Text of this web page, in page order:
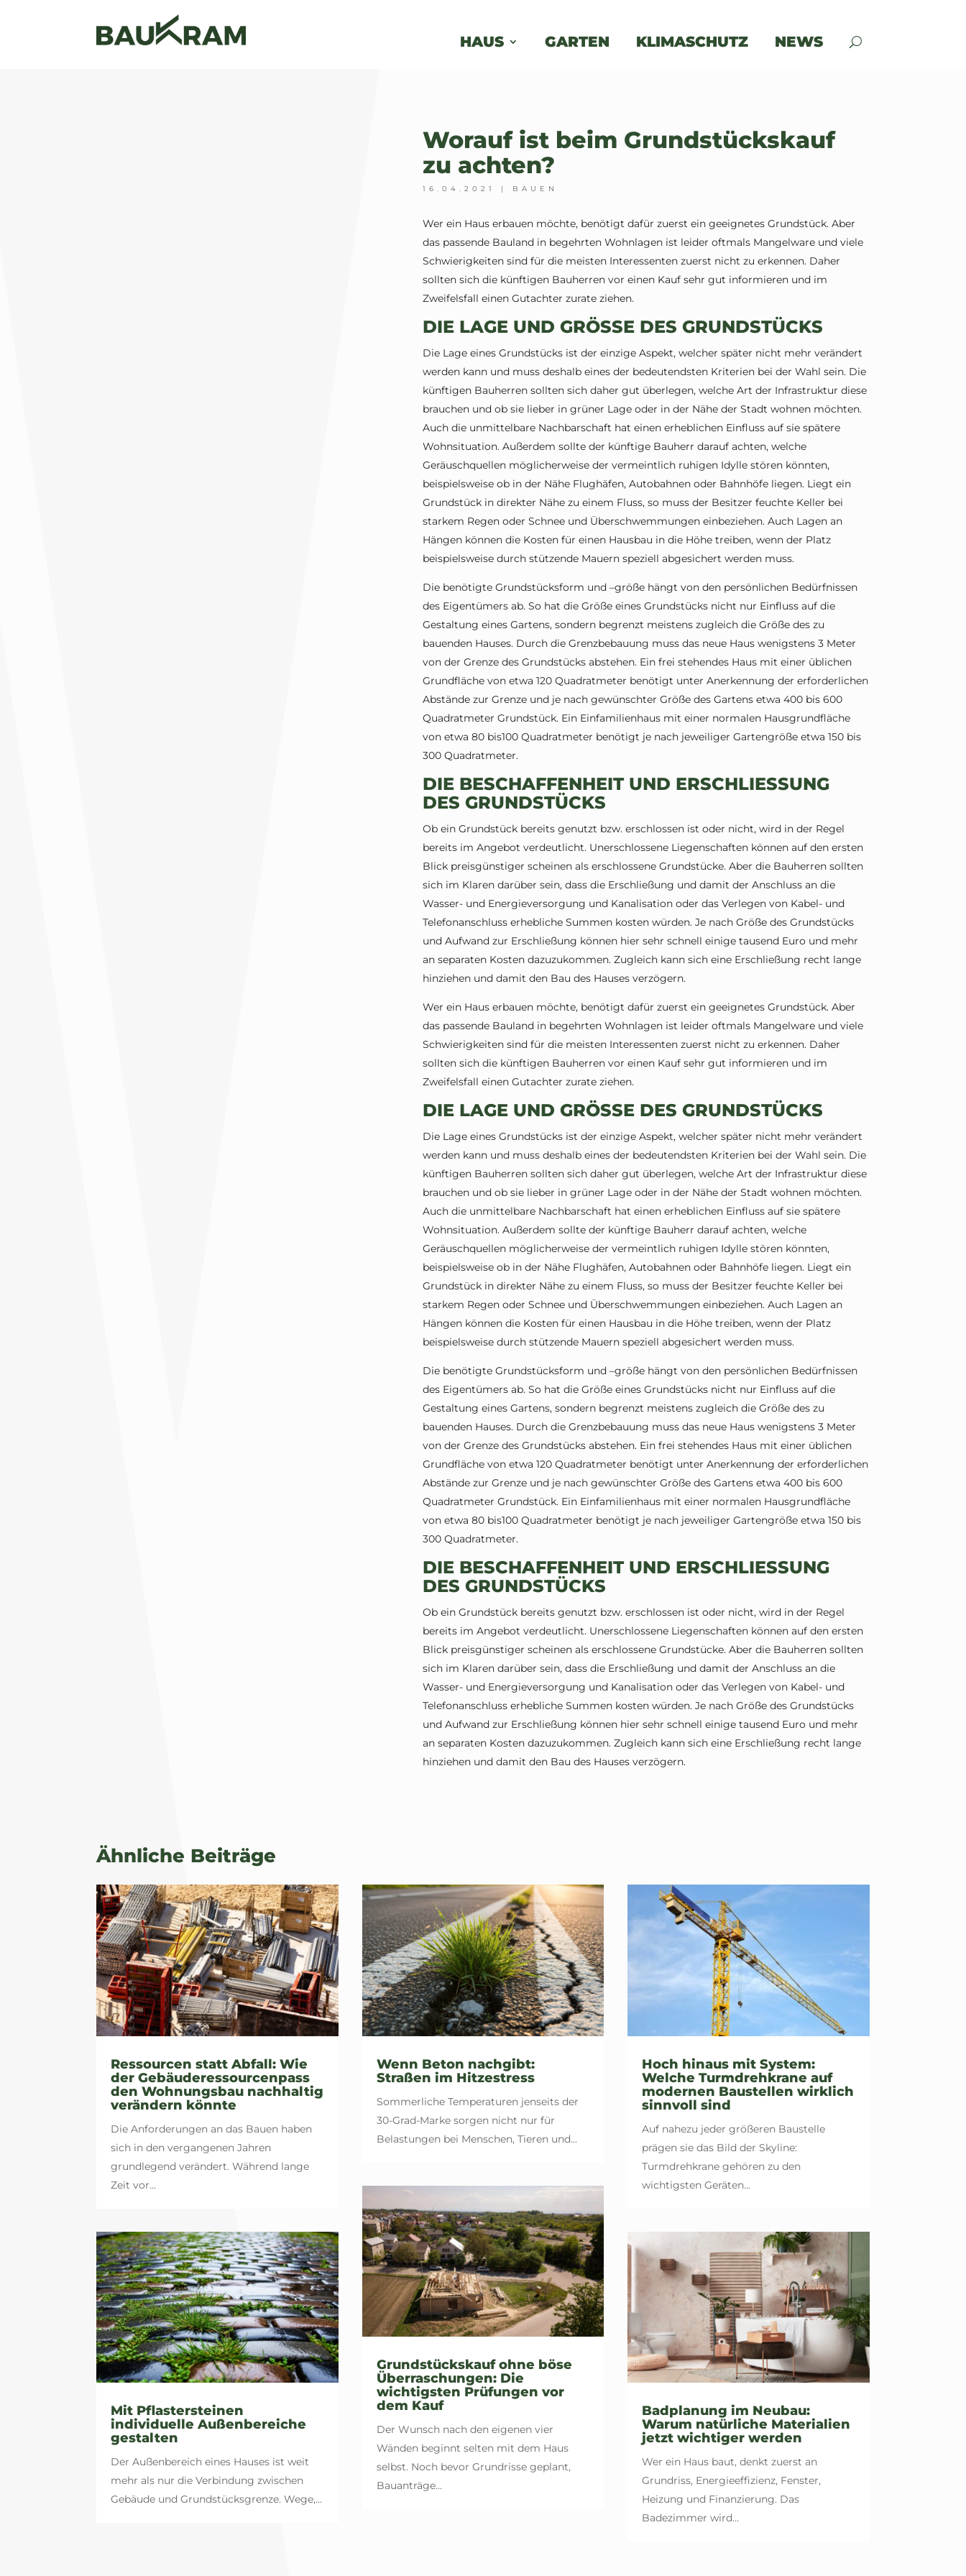
HAUS GARTEN KLIMASCHUTZ NEWS
Worauf ist beim Grundstückskauf
zu achten?
16.04.2021 | BAUEN
Wer ein Haus erbauen möchte, benötigt dafür zuerst ein geeignetes Grundstück. Aber
das passende Bauland in begehrten Wohnlagen ist leider oftmals Mangelware und viele
Schwierigkeiten sind für die meisten Interessenten zuerst nicht zu erkennen. Daher
sollten sich die künftigen Bauherren vor einen Kauf sehr gut informieren und im
Zweifelsfall einen Gutachter zurate ziehen.
DIE LAGE UND GRÖSSE DES GRUNDSTÜCKS
Die Lage eines Grundstücks ist der einzige Aspekt, welcher später nicht mehr verändert
werden kann und muss deshalb eines der bedeutendsten Kriterien bei der Wahl sein. Die
künftigen Bauherren sollten sich daher gut überlegen, welche Art der Infrastruktur diese
brauchen und ob sie lieber in grüner Lage oder in der Nähe der Stadt wohnen möchten.
Auch die unmittelbare Nachbarschaft hat einen erheblichen Einfluss auf sie spätere
Wohnsituation. Außerdem sollte der künftige Bauherr darauf achten, welche
Geräuschquellen möglicherweise der vermeintlich ruhigen Idylle stören könnten,
beispielsweise ob in der Nähe Flughäfen, Autobahnen oder Bahnhöfe liegen. Liegt ein
Grundstück in direkter Nähe zu einem Fluss, so muss der Besitzer feuchte Keller bei
starkem Regen oder Schnee und Überschwemmungen einbeziehen. Auch Lagen an
Hängen können die Kosten für einen Hausbau in die Höhe treiben, wenn der Platz
beispielsweise durch stützende Mauern speziell abgesichert werden muss.
Die benötigte Grundstücksform und –größe hängt von den persönlichen Bedürfnissen
des Eigentümers ab. So hat die Größe eines Grundstücks nicht nur Einfluss auf die
Gestaltung eines Gartens, sondern begrenzt meistens zugleich die Größe des zu
bauenden Hauses. Durch die Grenzbebauung muss das neue Haus wenigstens 3 Meter
von der Grenze des Grundstücks abstehen. Ein frei stehendes Haus mit einer üblichen
Grundfläche von etwa 120 Quadratmeter benötigt unter Anerkennung der erforderlichen
Abstände zur Grenze und je nach gewünschter Größe des Gartens etwa 400 bis 600
Quadratmeter Grundstück. Ein Einfamilienhaus mit einer normalen Hausgrundfläche
von etwa 80 bis100 Quadratmeter benötigt je nach jeweiliger Gartengröße etwa 150 bis
300 Quadratmeter.
DIE BESCHAFFENHEIT UND ERSCHLIESSUNG D
ES GRUNDSTÜCKS
Ob ein Grundstück bereits genutzt bzw. erschlossen ist oder nicht, wird in der Regel
bereits im Angebot verdeutlicht. Unerschlossene Liegenschaften können auf den ersten
Blick preisgünstiger scheinen als erschlossene Grundstücke. Aber die Bauherren sollten
sich im Klaren darüber sein, dass die Erschließung und damit der Anschluss an die
Wasser- und Energieversorgung und Kanalisation oder das Verlegen von Kabel- und
Telefonanschluss erhebliche Summen kosten würden. Je nach Größe des Grundstücks
und Aufwand zur Erschließung können hier sehr schnell einige tausend Euro und mehr
an separaten Kosten dazuzukommen. Zugleich kann sich eine Erschließung recht lange
hinziehen und damit den Bau des Hauses verzögern.
Wer ein Haus erbauen möchte, benötigt dafür zuerst ein geeignetes Grundstück. Aber
das passende Bauland in begehrten Wohnlagen ist leider oftmals Mangelware und viele
Schwierigkeiten sind für die meisten Interessenten zuerst nicht zu erkennen. Daher
sollten sich die künftigen Bauherren vor einen Kauf sehr gut informieren und im
Zweifelsfall einen Gutachter zurate ziehen.
DIE LAGE UND GRÖSSE DES GRUNDSTÜCKS
Die Lage eines Grundstücks ist der einzige Aspekt, welcher später nicht mehr verändert
werden kann und muss deshalb eines der bedeutendsten Kriterien bei der Wahl sein. Die
künftigen Bauherren sollten sich daher gut überlegen, welche Art der Infrastruktur diese
brauchen und ob sie lieber in grüner Lage oder in der Nähe der Stadt wohnen möchten.
Auch die unmittelbare Nachbarschaft hat einen erheblichen Einfluss auf sie spätere
Wohnsituation. Außerdem sollte der künftige Bauherr darauf achten, welche
Geräuschquellen möglicherweise der vermeintlich ruhigen Idylle stören könnten,
beispielsweise ob in der Nähe Flughäfen, Autobahnen oder Bahnhöfe liegen. Liegt ein
Grundstück in direkter Nähe zu einem Fluss, so muss der Besitzer feuchte Keller bei
starkem Regen oder Schnee und Überschwemmungen einbeziehen. Auch Lagen an
Hängen können die Kosten für einen Hausbau in die Höhe treiben, wenn der Platz
beispielsweise durch stützende Mauern speziell abgesichert werden muss.
Die benötigte Grundstücksform und –größe hängt von den persönlichen Bedürfnissen
des Eigentümers ab. So hat die Größe eines Grundstücks nicht nur Einfluss auf die
Gestaltung eines Gartens, sondern begrenzt meistens zugleich die Größe des zu
bauenden Hauses. Durch die Grenzbebauung muss das neue Haus wenigstens 3 Meter
von der Grenze des Grundstücks abstehen. Ein frei stehendes Haus mit einer üblichen
Grundfläche von etwa 120 Quadratmeter benötigt unter Anerkennung der erforderlichen
Abstände zur Grenze und je nach gewünschter Größe des Gartens etwa 400 bis 600
Quadratmeter Grundstück. Ein Einfamilienhaus mit einer normalen Hausgrundfläche
von etwa 80 bis100 Quadratmeter benötigt je nach jeweiliger Gartengröße etwa 150 bis
300 Quadratmeter.
DIE BESCHAFFENHEIT UND ERSCHLIESSUNG D
ES GRUNDSTÜCKS
Ob ein Grundstück bereits genutzt bzw. erschlossen ist oder nicht, wird in der Regel
bereits im Angebot verdeutlicht. Unerschlossene Liegenschaften können auf den ersten
Blick preisgünstiger scheinen als erschlossene Grundstücke. Aber die Bauherren sollten
sich im Klaren darüber sein, dass die Erschließung und damit der Anschluss an die
Wasser- und Energieversorgung und Kanalisation oder das Verlegen von Kabel- und
Telefonanschluss erhebliche Summen kosten würden. Je nach Größe des Grundstücks
und Aufwand zur Erschließung können hier sehr schnell einige tausend Euro und mehr
an separaten Kosten dazuzukommen. Zugleich kann sich eine Erschließung recht lange
hinziehen und damit den Bau des Hauses verzögern.
Ähnliche Beiträge
Ressourcen statt Abfall: Wie
der Gebäuderessourcenpass
den Wohnungsbau nachhaltig
verändern könnte
Die Anforderungen an das Bauen haben
sich in den vergangenen Jahren
grundlegend verändert. Während lange
Zeit vor...
Mit Pflastersteinen
individuelle Außenbereiche
gestalten
Der Außenbereich eines Hauses ist weit
mehr als nur die Verbindung zwischen
Gebäude und Grundstücksgrenze. Wege,...
Wenn Beton nachgibt:
Straßen im Hitzestress
Sommerliche Temperaturen jenseits der
30-Grad-Marke sorgen nicht nur für
Belastungen bei Menschen, Tieren und...
Grundstückskauf ohne böse
Überraschungen: Die
wichtigsten Prüfungen vor
dem Kauf
Der Wunsch nach den eigenen vier
Wänden beginnt selten mit dem Haus
selbst. Noch bevor Grundrisse geplant,
Bauanträge...
Hoch hinaus mit System:
Welche Turmdrehkrane auf
modernen Baustellen wirklich
sinnvoll sind
Auf nahezu jeder größeren Baustelle
prägen sie das Bild der Skyline:
Turmdrehkrane gehören zu den
wichtigsten Geräten...
Badplanung im Neubau:
Warum natürliche Materialien
jetzt wichtiger werden
Wer ein Haus baut, denkt zuerst an
Grundriss, Energieeffizienz, Fenster,
Heizung und Finanzierung. Das
Badezimmer wird...